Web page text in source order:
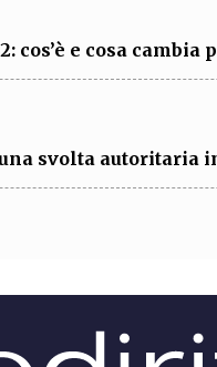
cos’è e cosa cambia
svolta autoritaria